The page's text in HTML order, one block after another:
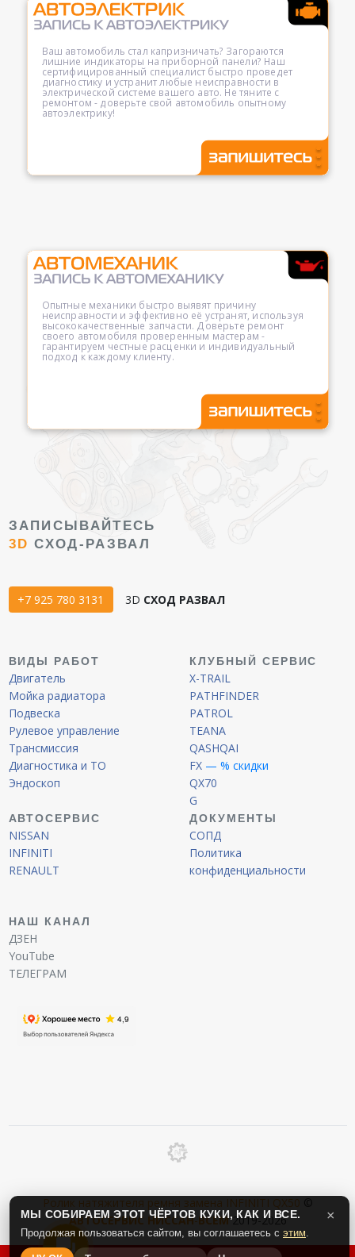
Ваш автомобиль стал капризничать? Загораются
лишние индикаторы на приборной панели? Наш
сертифицированный специалист быстро проведет
диагностику и устранит любые неисправности в
электрической системе вашего авто. Не тяните с
ремонтом - доверьте свой автомобиль опытному
автоэлектрику!
Опытные механики быстро выявят причину
неисправности и эффективно её устранят, используя
высококачественные запчасти. Доверьте ремонт
своего автомобиля проверенным мастерам -
гарантируем честные расценки и индивидуальный
подход к каждому клиенту.
ЗАПИСЫВАЙТЕСЬ
3D СХОД-РАЗВАЛ
+7 925 780 3131 3D СХОД РАЗВАЛ
ВИДЫ РАБОТ
Двигатель
Мойка радиатора
Подвеска
Рулевое управление
Трансмиссия
Диагностика и ТО
Эндоскоп
КЛУБНЫЙ СЕРВИС
X-TRAIL
PATHFINDER
PATROL
TEANA
QASHQAI
FX — % скидки
QX70
G
АВТОСЕРВИС
NISSAN
INFINITI
RENAULT
ДОКУМЕНТЫ
СОПД
Политика
конфиденциальности
НАШ КАНАЛ
ДЗЕН
YouTube
ТЕЛЕГРАМ
Ролик натяжителя ремня замена INFINITI QX50 ©
АВТОСЕРВИС НИССАН-ВСЕМ2019-2026
МЫ СОБИРАЕМ ЭТОТ ЧЁРТОВ КУКИ, КАК И ВСЕ.
Продолжая пользоваться сайтом, вы соглашаетесь с этим.
×